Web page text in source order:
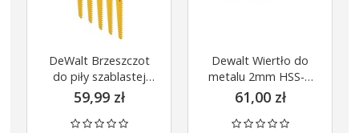
DeWalt Brzeszczot
do piły szablastej
152x1,8mm
uniwersalny 5 szt.
DT2356
59,99 zł
Dewalt Wiertło do
metalu 2mm HSS-G
EXTREME 2 DT5537-
QZ
61,00 zł